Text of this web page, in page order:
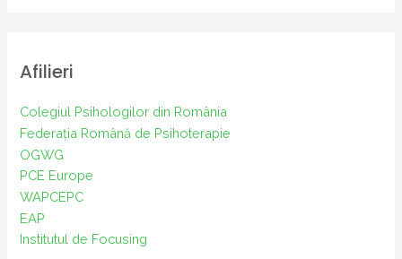
Afilieri
Colegiul Psihologilor din România
Federația Română de Psihoterapie
OGWG
PCE Europe
WAPCEPC
EAP
Institutul de Focusing